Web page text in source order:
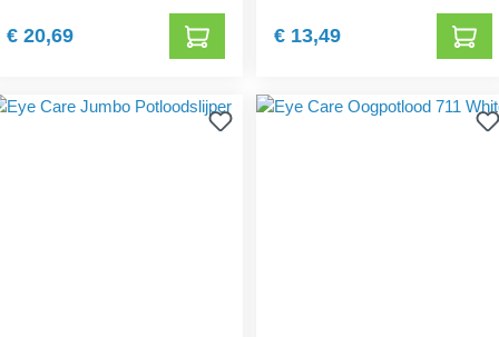
€ 20,69 € 13,49